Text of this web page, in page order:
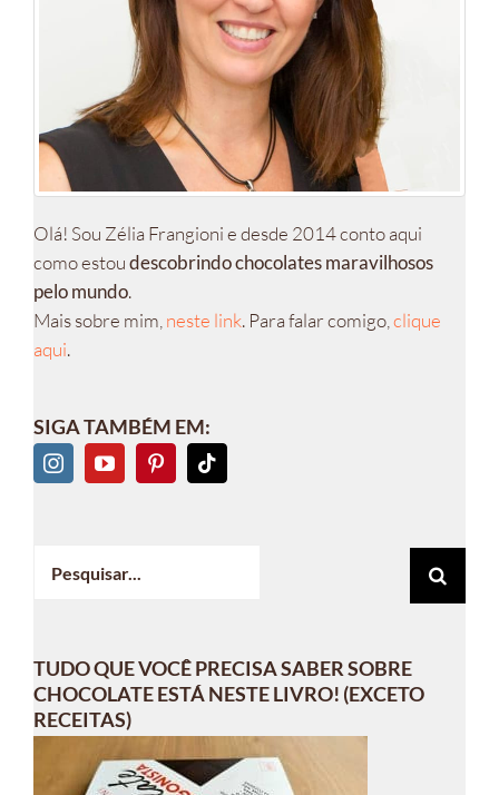
Olá! Sou Zélia Frangioni e desde 2014 conto aqui
como estoudescobrindo chocolates maravilhosos
pelo mundo.
Mais sobre mim,neste link. Para falar comigo,clique
aqui.
SIGA TAMBÉM EM:
resultados
TUDO QUE VOCÊ PRECISA SABER SOBRE
CHOCOLATE ESTÁ NESTE LIVRO! (EXCETO
RECEITAS)